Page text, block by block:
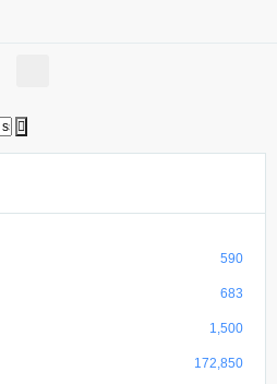
590
683
1,500
172,850